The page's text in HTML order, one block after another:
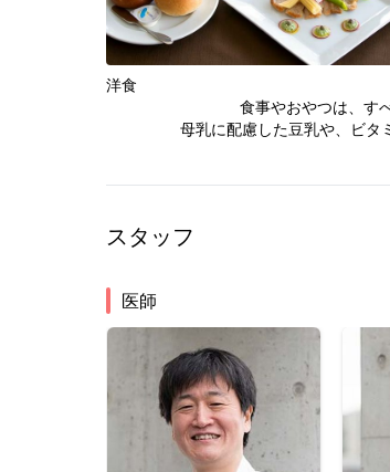
洋食
食事やおやつは、す
母乳に配慮した豆乳や、ビタ
スタッフ
医師